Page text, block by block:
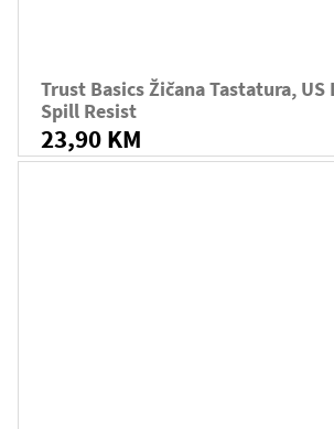
Trust Basics Žičana Tastatura,
Spill Resist
23,90 KM